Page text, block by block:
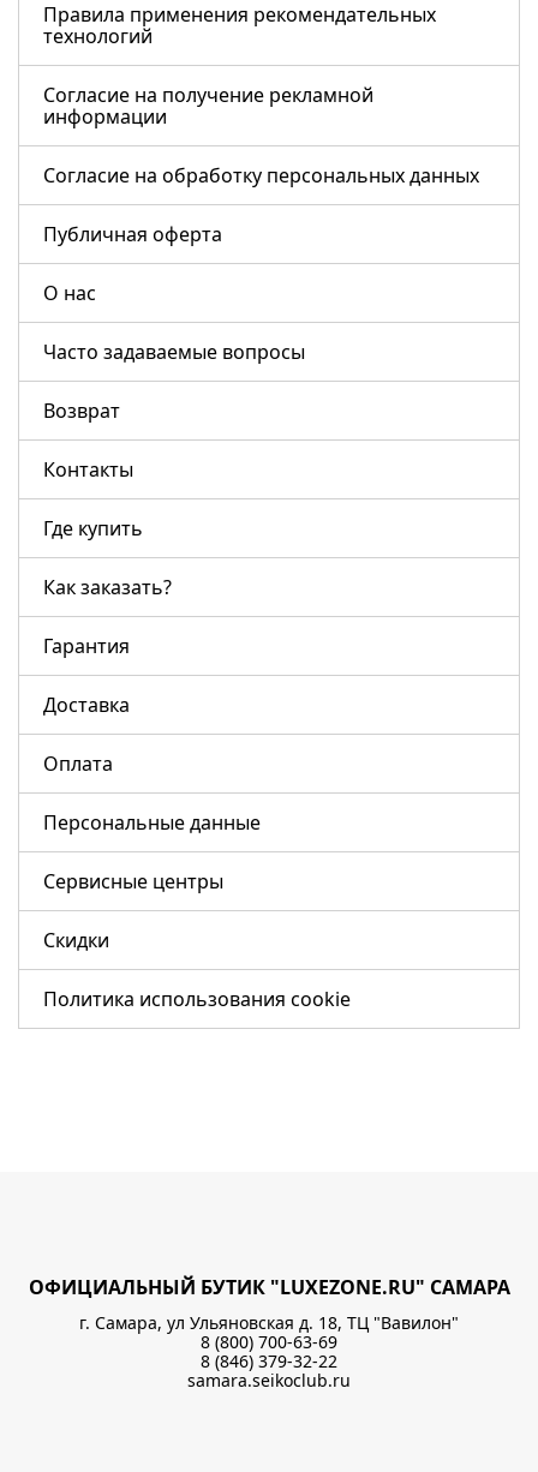
Правила применения рекомендательных
технологий
Согласие на получение рекламной
информации
Согласие на обработку персональных данных
Публичная оферта
О нас
Часто задаваемые вопросы
Возврат
Контакты
Где купить
Как заказать?
Гарантия
Доставка
Оплата
Персональные данные
Сервисные центры
Скидки
Политика использования cookie
ОФИЦИАЛЬНЫЙ БУТИК "LUXEZONE.RU" САМАРА
г. Самара, ул Ульяновская д. 18, ТЦ "Вавилон"
8 (800) 700-63-69
8 (846) 379-32-22
samara.seikoclub.ru